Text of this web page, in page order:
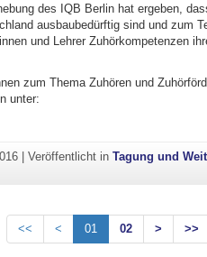
des IQB Berlin hat ergeben,
ausbaubedürftig sind und zum
und Lehrer Zuhörkompetenzen
zum Thema Zuhören und
unter:
Zuhören fördern und
|Veröffentlicht inTagung und
<< < 01 02 > >>